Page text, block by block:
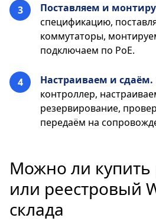
Поставляем и
спецификацию,
коммутаторы,
подключаем по PoE.
Настраиваем и сдаём.
контроллер,
резервирование,
передаём на
Можно ли купить
или реестровый
склада